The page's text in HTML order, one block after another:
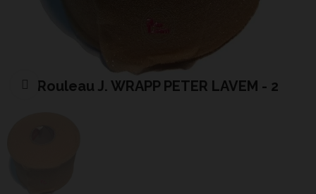
Rouleau J. WRAPP PETER LAVEM - 2
Cliquer pour agrandir